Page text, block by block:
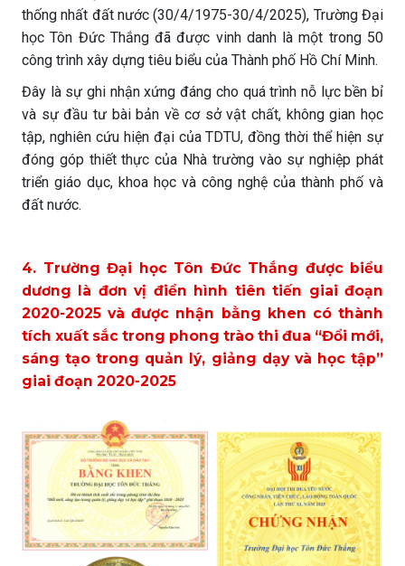
thống nhất đất nước (30/4/1975-30/4/2025), Trường Đại
học Tôn Đức Thắng đã được vinh danh là một trong 50
công trình xây dựng tiêu biểu của Thành phố Hồ Chí Minh.
Đây là sự ghi nhận xứng đáng cho quá trình nỗ lực bền bỉ
và sự đầu tư bài bản về cơ sở vật chất, không gian học
tập, nghiên cứu hiện đại của TDTU, đồng thời thể hiện sự
đóng góp thiết thực của Nhà trường vào sự nghiệp phát
triển giáo dục, khoa học và công nghệ của thành phố và
đất nước.
4. Trường Đại học Tôn Đức Thắng được biểu
dương là đơn vị điển hình tiên tiến giai đoạn
2020-2025 và được nhận bằng khen có thành
tích xuất sắc trong phong trào thi đua “Đổi mới,
sáng tạo trong quản lý, giảng dạy và học tập”
giai đoạn 2020-2025